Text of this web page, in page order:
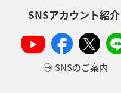
SNSアカウント紹介
SNSのご案内